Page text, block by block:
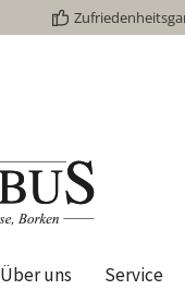
Über uns Service